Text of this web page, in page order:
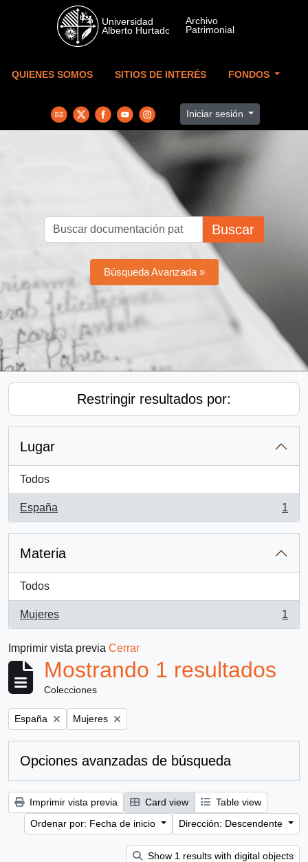
Skip to main content
QUIENES SOMOS SITIOS DE INTERÉS FONDOS
Iniciar sesión
Buscar
Búsqueda Avanzada »
Restringir resultados por:
Lugar
Todos
España
, 1 resultados
1
Materia
Todos
Mujeres
, 1 resultados
1
Imprimir vista previa Cerrar
Mostrando 1 resultados
Colecciones
Remove filter:
España Remove filter:
Mujeres
Opciones avanzadas de búsqueda
Imprimir vista previa Card view
Table view
Ordenar por: Fecha de inicio
Dirección: Descendente
Show 1 results with digital objects